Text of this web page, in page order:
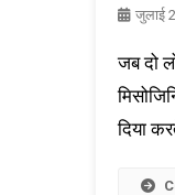
जुलाई
जब दो
दिया